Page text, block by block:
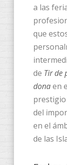
a las
que
de Tir de
donaen
del
en el
de las